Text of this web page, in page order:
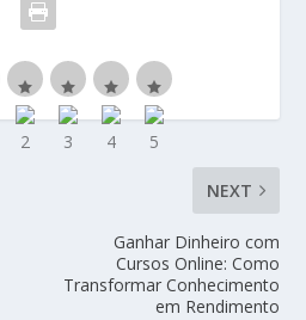
NEXT
Ganhar Dinheiro com
Cursos Online: Como
Transformar Conhecimento
em Rendimento